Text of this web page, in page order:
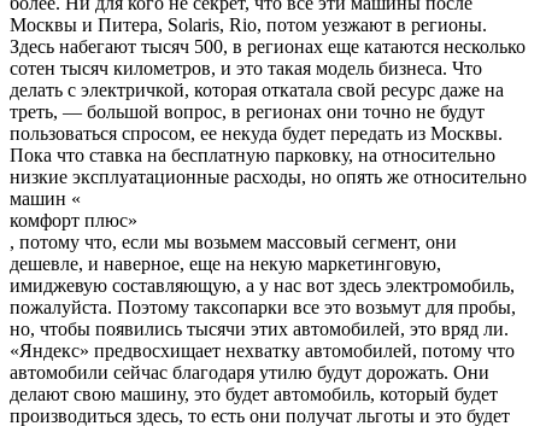
Москвы и Питера, Solaris, Rio, потом уезжают в регионы.
Здесь набегают тысяч 500, в регионах еще катаются несколько
сотен тысяч километров, и это такая модель бизнеса. Что
делать с электричкой, которая откатала свой ресурс даже на
треть, — большой вопрос, в регионах они точно не будут
пользоваться спросом, ее некуда будет передать из Москвы.
Пока что ставка на бесплатную парковку, на относительно
низкие эксплуатационные расходы, но опять же относительно
машин «
комфорт плюс»
, потому что, если мы возьмем массовый сегмент, они
дешевле, и наверное, еще на некую маркетинговую,
имиджевую составляющую, а у нас вот здесь электромобиль,
пожалуйста. Поэтому таксопарки все это возьмут для пробы,
но, чтобы появились тысячи этих автомобилей, это вряд ли.
«Яндекс» предвосхищает нехватку автомобилей, потому что
автомобили сейчас благодаря утилю будут дорожать. Они
делают свою машину, это будет автомобиль, который будет
производиться здесь, то есть они получат льготы и это будет